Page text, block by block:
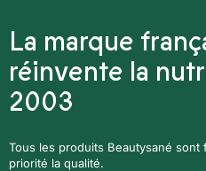
La marque
réinvente la
2003
Tous les produits Beautysané
priorité la qualité.